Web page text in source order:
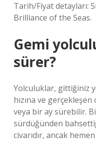
Tarih/Fiyat detayları:
Brilliance of the Seas.
Gemi
sürer?
Yolculuklar, gittiğiniz
hızına ve
veya bir ay sürebilir.
sürdüğünden
civarıdır, ancak